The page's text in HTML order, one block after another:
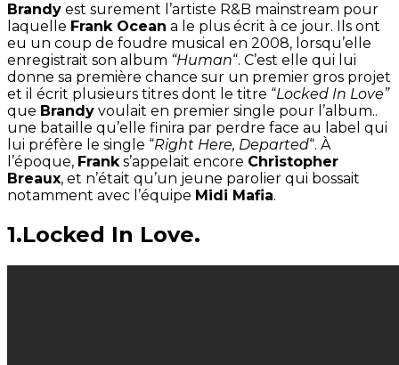
Brandy est surement l’artiste R&B mainstream pour
laquelle Frank Ocean a le plus écrit à ce jour. Ils ont
eu un coup de foudre musical en 2008, lorsqu’elle
enregistrait son album “Human“. C’est elle qui lui
donne sa première chance sur un premier gros projet
et il écrit plusieurs titres dont le titre “Locked In Love”
que Brandy voulait en premier single pour l’album..
une bataille qu’elle finira par perdre face au label qui
lui préfère le single “Right Here, Departed“. À
l’époque, Franks’appelait encore Christopher
Breaux, et n’était qu’un jeune parolier qui bossait
notamment avec l’équipe Midi Mafia.
1.Locked In Love.